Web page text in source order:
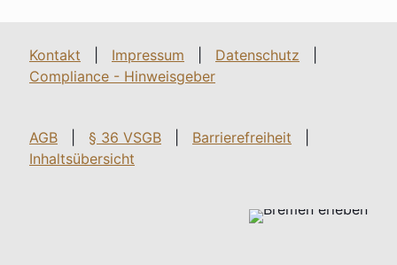
Kontakt Impressum Datenschutz
Compliance - Hinweisgeber
AGB § 36 VSGB Barrierefreiheit
Inhaltsübersicht